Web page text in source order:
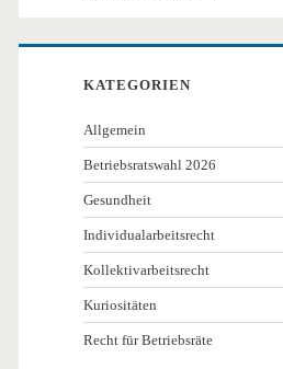
KATEGORIEN
Allgemein
Betriebsratswahl 2026
Gesundheit
Individualarbeitsrecht
Kollektivarbeitsrecht
Kuriositäten
Recht für Betriebsräte